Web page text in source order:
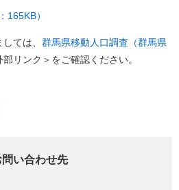
165KB）
ては、 群馬県移動人口調査（群馬県
部リンク＞ をご確認ください。
い合わせ先